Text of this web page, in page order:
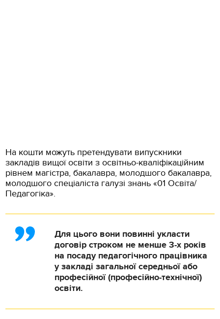
На кошти можуть претендувати випускники
закладів вищої освіти з освітньо-кваліфікаційним
рівнем магістра, бакалавра, молодшого бакалавра,
молодшого спеціаліста галузі знань «01 Освіта/
Педагогіка».
Для цього вони повинні укласти
договір строком не менше 3-х років
на посаду педагогічного працівника
у закладі загальної середньої або
професійної (професійно-технічної)
освіти.